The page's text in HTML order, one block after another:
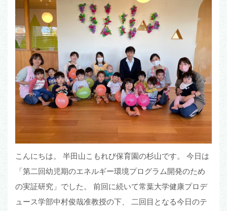
こんにちは。 半田山こもれび保育園の杉山です。 今日は
「第二回幼児期のエネルギー環境プログラム開発のため
の実証研究」でした。 前回に続いて常葉大学健康プロデ
ュース学部中村俊哉准教授の下、 二回目となる今日のテ